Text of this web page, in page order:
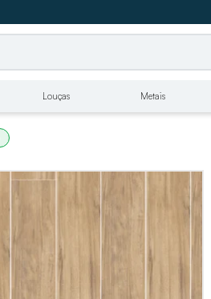
Louças Metais